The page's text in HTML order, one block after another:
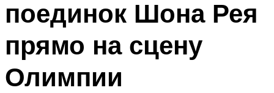
поединок Шона Рея
прямо на сцену
Олимпии